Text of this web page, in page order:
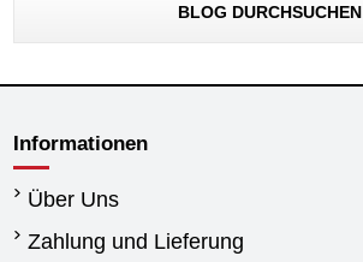
BLOG DURCHSUCHEN
Informationen
Über Uns
Zahlung und Lieferung